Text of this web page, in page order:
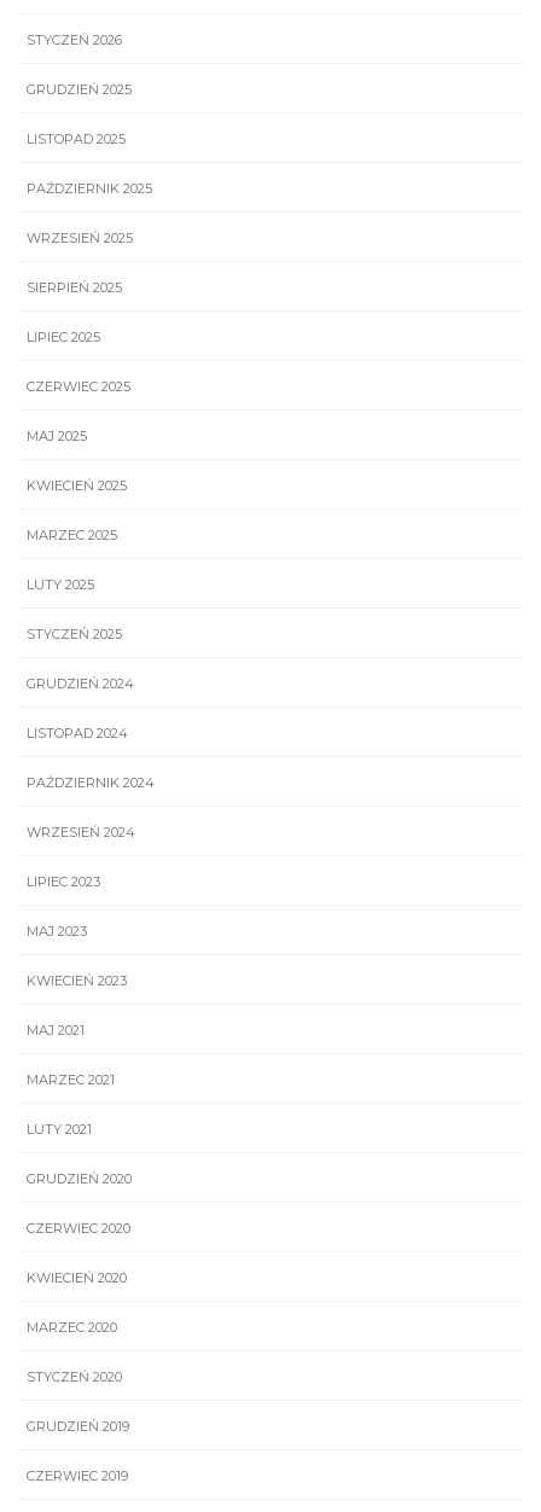
STYCZEŃ 2026
GRUDZIEŃ 2025
LISTOPAD 2025
PAŹDZIERNIK 2025
WRZESIEŃ 2025
SIERPIEŃ 2025
LIPIEC 2025
CZERWIEC 2025
MAJ 2025
KWIECIEŃ 2025
MARZEC 2025
LUTY 2025
STYCZEŃ 2025
GRUDZIEŃ 2024
LISTOPAD 2024
PAŹDZIERNIK 2024
WRZESIEŃ 2024
LIPIEC 2023
MAJ 2023
KWIECIEŃ 2023
MAJ 2021
MARZEC 2021
LUTY 2021
GRUDZIEŃ 2020
CZERWIEC 2020
KWIECIEŃ 2020
MARZEC 2020
STYCZEŃ 2020
GRUDZIEŃ 2019
CZERWIEC 2019